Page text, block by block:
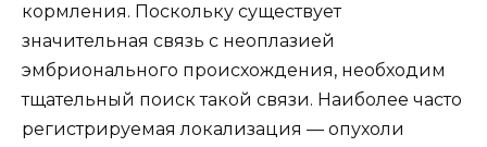
кормления. Поскольку существует
значительная связь с неоплазией
эмбрионального происхождения, необходим
тщательный поиск такой связи. Наиболее часто
регистрируемая локализация — опухоли